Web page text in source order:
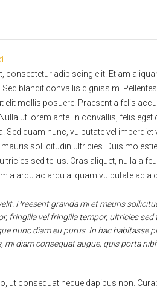
consectetur adipiscing elit. Etiam
blandit convallis dignissim.
elit mollis posuere. Praesent a felis
ut lorem ante. In convallis, felis
Sed quam nunc, vulputate vel
mauris sollicitudin ultricies. Duis
sed tellus. Cras aliquet, nulla a
a arcu ac arcu aliquam vulputate ac a
Praesent gravida mi et mauris
fringilla vel fringilla tempor, ultricies
nunc diam eu purus. In hac habitasse
mi diam consequat augue, quis porta
ut consequat neque dapibus non.